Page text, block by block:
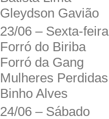
Gleydson Gavião
23/06 – Sexta-feira
Forró do Biriba
Forró da Gang
Mulheres Perdidas
Binho Alves
24/06 – Sábado